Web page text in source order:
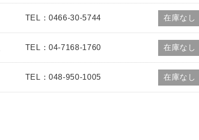
TEL：0466-30-5744 在庫なし
TEL：04-7168-1760 在庫なし
TEL：048-950-1005 在庫なし